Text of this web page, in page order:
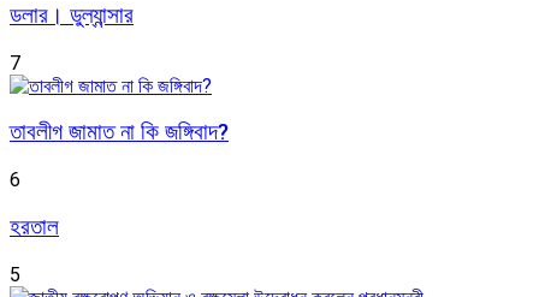
ডলার। ডুল্যান্সার
7
তাবলীগ জামাত না কি জঙ্গিবাদ?
6
হরতাল
5